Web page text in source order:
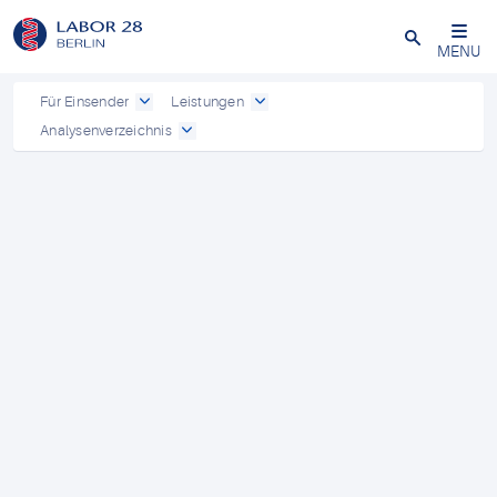
Schließen
MENU
Für Einsender
Leistungen
Analysenverzeichnis